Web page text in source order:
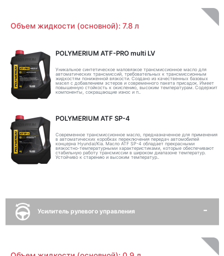
Объем жидкости (основной): 7.8 л
POLYMERIUM ATF-PRO multi LV
Уникальное синтетическое маловязкое трансмиссионное масло для
автоматических трансмиссий, требовательных к трансмиссионным
жидкостям пониженной вязкости. Создано из качественных базовых
масел с добавлением эстеров и современного пакета присадок. Имеет
повышенную стойкость к окислению, высоким температурам. Содержит
компоненты, сокращающие износ и п..
POLYMERIUM ATF SP-4
Современное трансмиссионное масло, предназначенное для применения
в автоматических коробках переключения передач автомобилей
концерна Hyundai/Kia. Масло ATF SP-4 обладает прекрасными
вязкостно-температурными характеристиками, которые обеспечивают
стабильную работу трансмиссии в широком диапазоне температур.
Устойчиво к старению и высоким температур..
Усилитель рулевого управления